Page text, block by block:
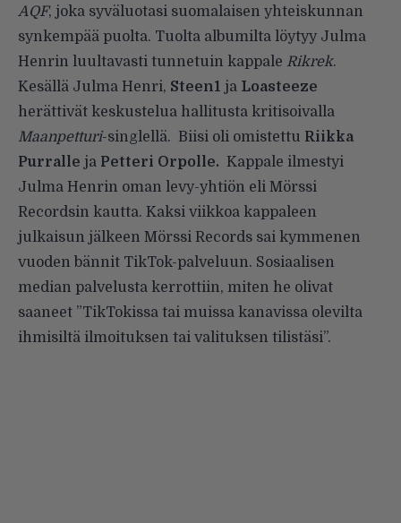
AQF, joka syväluotasi suomalaisen yhteiskunnan
synkempää puolta. Tuolta albumilta löytyy Julma
Henrin luultavasti tunnetuin kappale Rikrek.
Kesällä Julma Henri, Steen1 ja Loasteeze
herättivät keskustelua hallitusta kritisoivalla
Maanpetturi-singlellä. Biisi oli omistettu Riikka
Purralle ja Petteri Orpolle. Kappale ilmestyi
Julma Henrin oman levy-yhtiön eli Mörssi
Recordsin kautta. Kaksi viikkoa kappaleen
julkaisun jälkeen Mörssi Records sai kymmenen
vuoden bännit TikTok-palveluun. Sosiaalisen
median palvelusta kerrottiin, miten he olivat
saaneet ”TikTokissa tai muissa kanavissa olevilta
ihmisiltä ilmoituksen tai valituksen tilistäsi”.